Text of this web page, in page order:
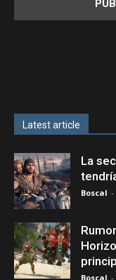
Latest article
La
Boscal -
Boscal -